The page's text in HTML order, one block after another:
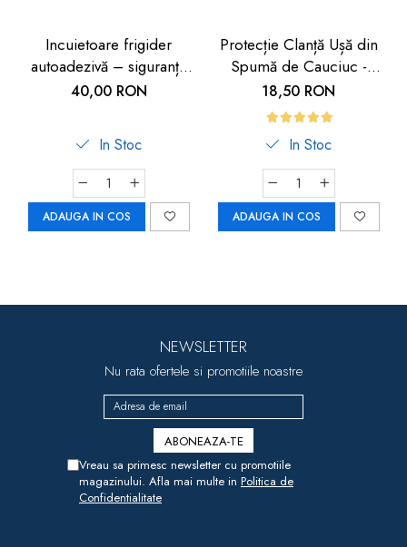
Incuietoare frigider
autoadezivă – siguranță
copii 2 buc
40,00 RON
In Stoc
ADAUGA IN COS
Protecție Clanță Ușă din
Spumă de Cauciuc -
Siguranță pentru Copii |
Car Boy Safety
18,50 RON
In Stoc
ADAUGA IN COS
NEWSLETTER
Nu rata ofertele si promotiile noastre
Vreau sa primesc newsletter cu promotiile
magazinului. Afla mai multe in Politica de
Confidentialitate